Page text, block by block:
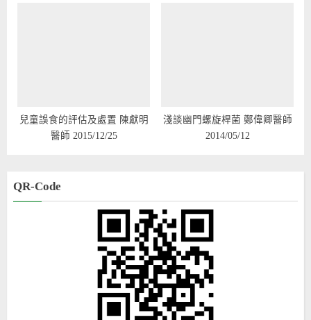
兒童誤食的評估及處置 陳獻明
醫師 2015/12/25
淺談幽門螺旋桿菌 鄭偉卿醫師
2014/05/12
QR-Code